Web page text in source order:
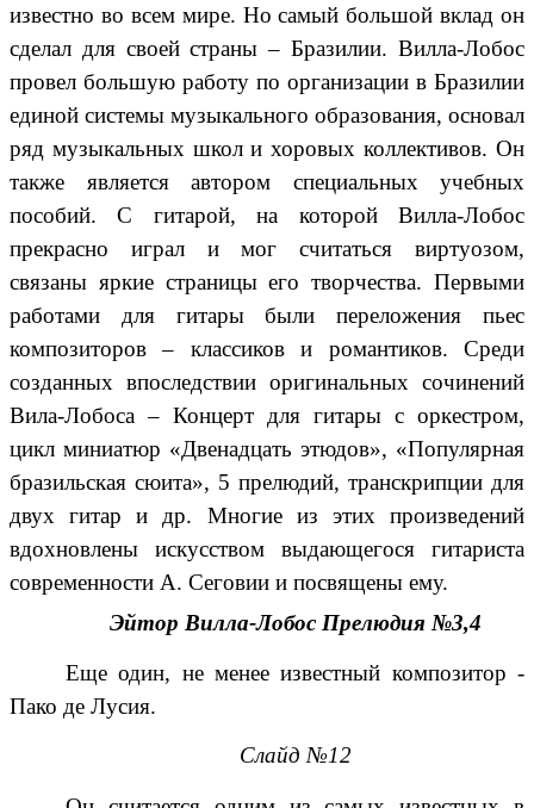
известно во всем мире. Но самый большой вклад он
сделал для своей страны – Бразилии. Вилла-Лобос
провел большую работу по организации в Бразилии
единой системы музыкального образования, основал
ряд музыкальных школ и хоровых коллективов. Он
также является автором специальных учебных
пособий. С гитарой, на которой Вилла-Лобос
прекрасно играл и мог считаться виртуозом,
связаны яркие страницы его творчества. Первыми
работами для гитары были переложения пьес
композиторов – классиков и романтиков. Среди
созданных впоследствии оригинальных сочинений
Вила-Лобоса – Концерт для гитары с оркестром,
цикл миниатюр «Двенадцать этюдов», «Популярная
бразильская сюита», 5 прелюдий, транскрипции для
двух гитар и др. Многие из этих произведений
вдохновлены искусством выдающегося гитариста
современности А. Сеговии и посвящены ему.
Эйтор Вилла-Лобос Прелюдия №3,4
Еще один, не менее известный композитор -
Пако де Лусия.
Слайд №12